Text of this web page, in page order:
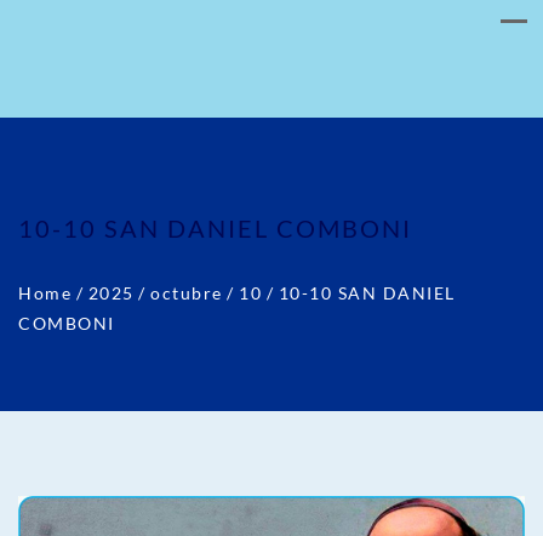
10-10 SAN DANIEL COMBONI
Home / 2025 / octubre / 10 / 10-10 SAN DANIEL
COMBONI